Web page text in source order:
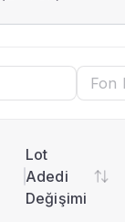
Lot
Adedi
Değişimi